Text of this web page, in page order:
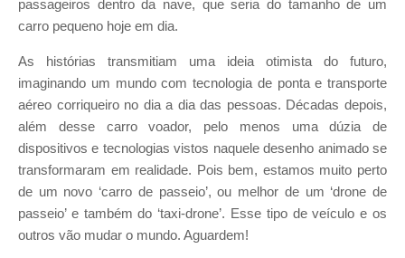
passageiros dentro da nave, que seria do tamanho de um
carro pequeno hoje em dia.
As histórias transmitiam uma ideia otimista do futuro,
imaginando um mundo com tecnologia de ponta e transporte
aéreo corriqueiro no dia a dia das pessoas. Décadas depois,
além desse carro voador, pelo menos uma dúzia de
dispositivos e tecnologias vistos naquele desenho animado se
transformaram em realidade. Pois bem, estamos muito perto
de um novo ‘carro de passeio’, ou melhor de um ‘drone de
passeio’ e também do ‘taxi-drone’. Esse tipo de veículo e os
outros vão mudar o mundo. Aguardem!